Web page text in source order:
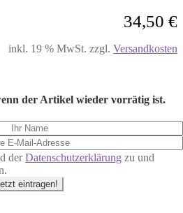
34,50 €
inkl. 19 % MwSt. zzgl. Versandkosten
der Artikel wieder vorrätig ist.
derDatenschutzerklärung zu und
eintragen!